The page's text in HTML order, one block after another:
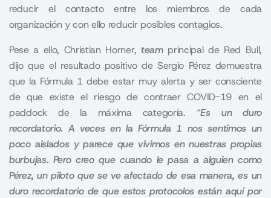
reducir el contacto entre los miembros de cada
organización y con ello reducir posibles contagios.
Pese a ello, Christian Horner, teamprincipal de Red Bull,
dijo que el resultado positivo de Sergio Pérez demuestra
que la Fórmula 1 debe estar muy alerta y ser consciente
de que existe el riesgo de contraer COVID-19 en el
paddock de la máxima categoría. “Es un duro
recordatorio. A veces en la Fórmula 1 nos sentimos un
poco aislados y parece que vivimos en nuestras propias
burbujas. Pero creo que cuando le pasa a alguien como
Pérez, un piloto que se ve afectado de esa manera, es un
duro recordatorio de que estos protocolos están aquí por